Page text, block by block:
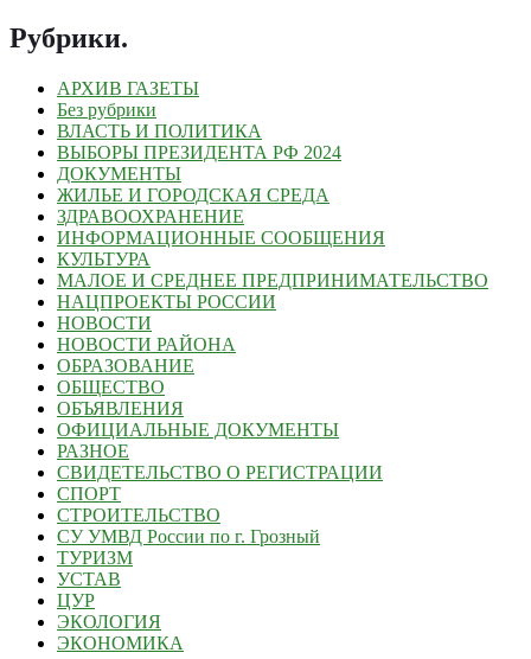
Рубрики.
АРХИВ ГАЗЕТЫ
Без рубрики
ВЛАСТЬ И ПОЛИТИКА
ВЫБОРЫ ПРЕЗИДЕНТА РФ 2024
ДОКУМЕНТЫ
ЖИЛЬЕ И ГОРОДСКАЯ СРЕДА
ЗДРАВООХРАНЕНИЕ
ИНФОРМАЦИОННЫЕ СООБЩЕНИЯ
КУЛЬТУРА
МАЛОЕ И СРЕДНЕЕ ПРЕДПРИНИМАТЕЛЬСТВО
НАЦПРОЕКТЫ РОССИИ
НОВОСТИ
НОВОСТИ РАЙОНА
ОБРАЗОВАНИЕ
ОБЩЕСТВО
ОБЪЯВЛЕНИЯ
ОФИЦИАЛЬНЫЕ ДОКУМЕНТЫ
РАЗНОЕ
СВИДЕТЕЛЬСТВО О РЕГИСТРАЦИИ
СПОРТ
СТРОИТЕЛЬСТВО
СУ УМВД России по г. Грозный
ТУРИЗМ
УСТАВ
ЦУР
ЭКОЛОГИЯ
ЭКОНОМИКА